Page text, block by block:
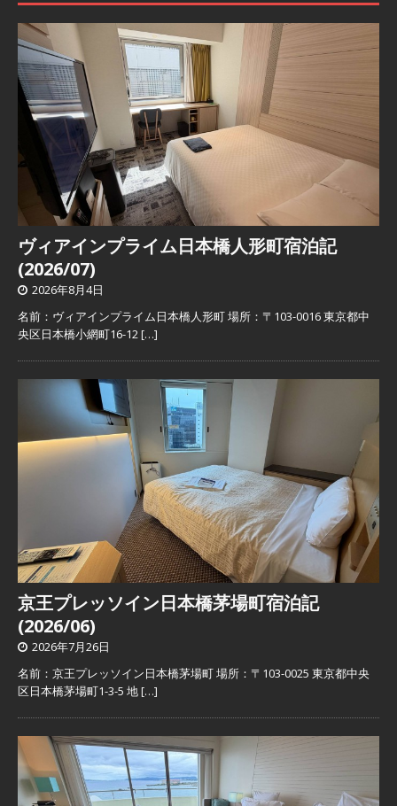
ヴィアインプライム日本橋人形町宿泊記
(2026/07)
2026年8月4日
名前：ヴィアインプライム日本橋人形町 場所：〒103-0016 東京都中
央区日本橋小網町16-12[…]
京王プレッソイン日本橋茅場町宿泊記
(2026/06)
2026年7月26日
名前：京王プレッソイン日本橋茅場町 場所：〒103-0025 東京都中央
区日本橋茅場町1-3-5 地[…]